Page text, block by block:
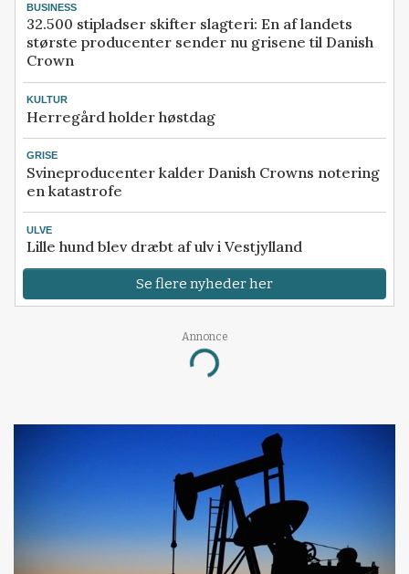
BUSINESS
32.500 stipladser skifter slagteri: En af landets
største producenter sender nu grisene til Danish
Crown
KULTUR
Herregård holder høstdag
GRISE
Svineproducenter kalder Danish Crowns notering
en katastrofe
ULVE
Lille hund blev dræbt af ulv i Vestjylland
Se flere nyheder her
Annonce
Loading...